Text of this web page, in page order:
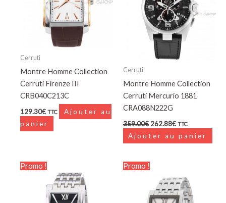
Cerruti
Montre Homme Collection
Cerruti Firenze III
CRB040C213C
129.30€ TTC
Ajouter au
panier
Cerruti
Montre Homme Collection
Cerruti Mercurio 1881
CRA088N222G
359.00€ 262.88€ TTC
Ajouter au panier
Promo !
initial
était :
249.00€.
prix
actuel
est :
124.50€.
Promo !
initial
était :
249.00€.
actuel
est :
124.50€.